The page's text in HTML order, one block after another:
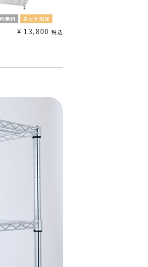
無料 ネット限定
¥ 13,800 税込